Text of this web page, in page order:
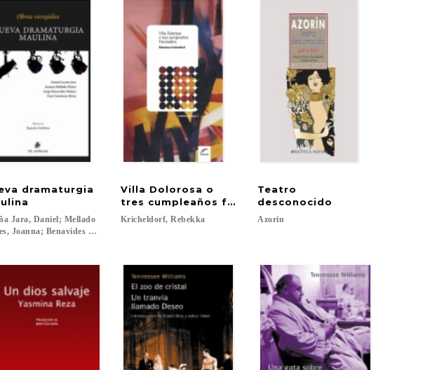
dramaturgia
Jara, Daniel; Mellado
Joanna; Benavides Muñoz, Jorge; Contreras Mena, Dan...
Villa Dolorosa o
tres cumpleaños fracasados
Kricheldorf, Rebekka
Teatro
desconocido
Azorín